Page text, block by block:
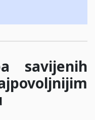
savijenih